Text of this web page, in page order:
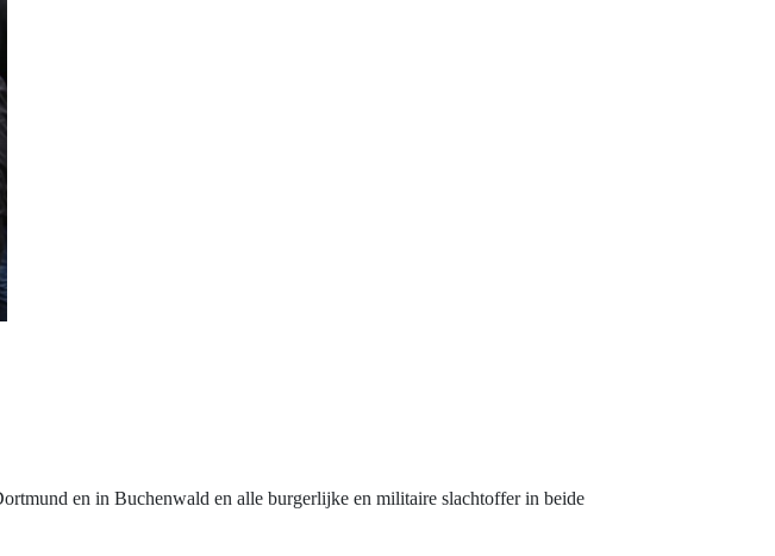
en in Buchenwald en alle burgerlijke en militaire slachtoffer in beide